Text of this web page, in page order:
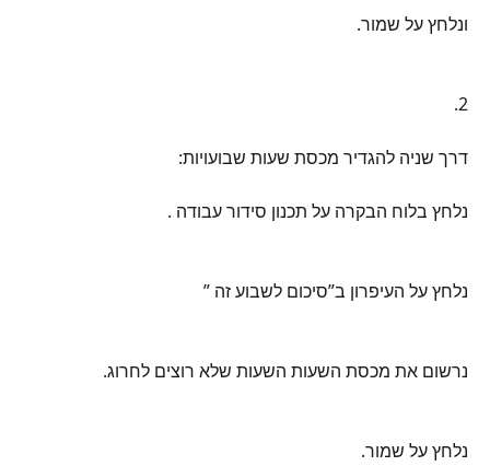
ונלחץ על שמור.
2.
דרך שניה להגדיר מכסת שעות שבועויות:
נלחץ בלוח הבקרה על תכנון סידור עבודה .
נלחץ על העיפרון ב”סיכום לשבוע זה ”
נרשום את מכסת השעות השעות שלא רוצים לחרוג.
נלחץ על שמור.